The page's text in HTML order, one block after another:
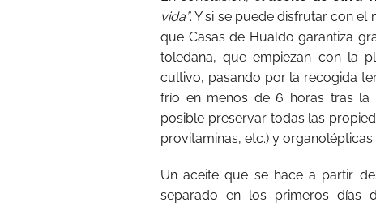
vida”. Y si se puede disfrutar con el
que Casas de Hualdo garantiza
toledana, que empiezan con la
cultivo, pasando por la recogida
frío en menos de 6 horas tras la
posible preservar todas las
provitaminas, etc.) y organolépticas.
Un aceite que se hace a partir
separado en los primeros días